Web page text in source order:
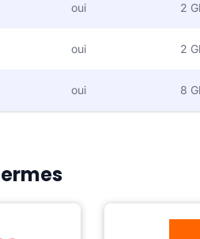
oui 2
oui 2
oui 8